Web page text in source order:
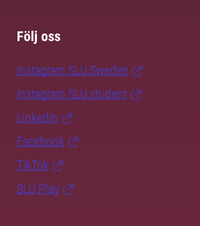
Följ oss
Instagram SLU.Sweden
Instagram SLU.student
LinkedIn
Facebook
TikTok
SLU Play